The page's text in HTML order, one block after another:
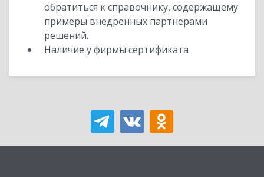
обратиться к справочнику, содержащему
примеры внедренных партнерами
решений.
Наличие у фирмы сертификата